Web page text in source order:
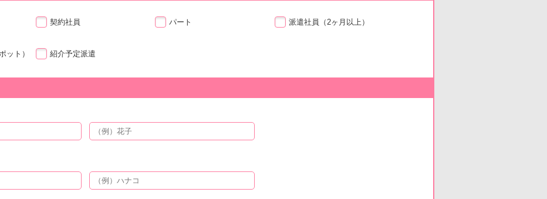
契約社員 パート 派遣社員 （2ヶ月以上）
ット） 紹介予定派遣